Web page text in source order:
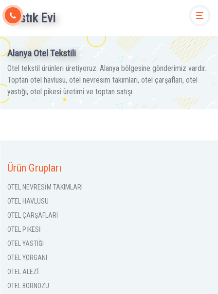
Yastık Evi
Alanya Otel Tekstili
Otel tekstil ürünleri üretiyoruz. Alanya bölgesine gönderimiz vardır.
Toptan otel havlusu, otel nevresim takımları, otel çarşafları, otel
yastığı, otel pikesi üretimi ve toptan satışı.
Ürün Grupları
OTEL NEVRESİM TAKIMLARI
OTEL HAVLUSU
OTEL ÇARŞAFLARI
OTEL PİKESİ
OTEL YASTIĞI
OTEL YORGANI
OTEL ALEZİ
OTEL BORNOZU